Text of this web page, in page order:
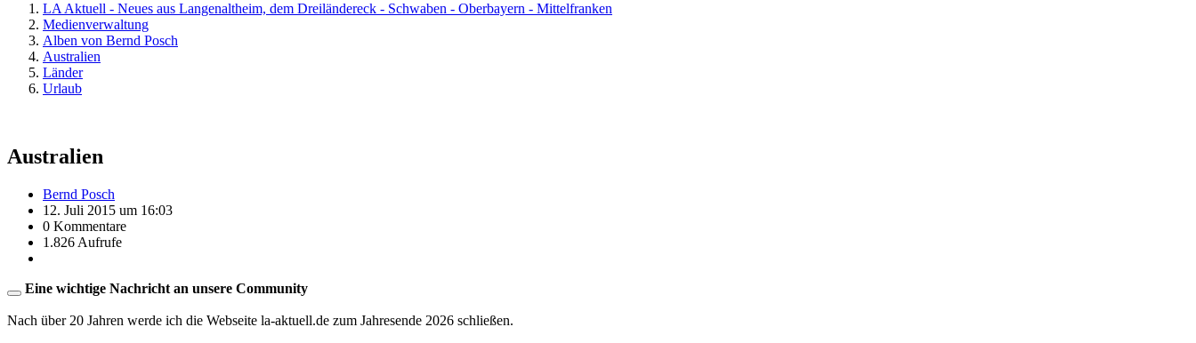
LA Aktuell - Neues aus Langenaltheim, dem Dreiländereck - Schwaben - Oberbayern - Mittelfranken
Medienverwaltung
Alben von Bernd Posch
Australien
Länder
Urlaub
Australien
Bernd Posch
12. Juli 2015 um 16:03
0 Kommentare
1.826 Aufrufe
Eine wichtige Nachricht an unsere Community
Nach über 20 Jahren werde ich die Webseite la-aktuell.de zum Jahresende 2026 schließen.